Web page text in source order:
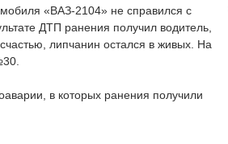
«ВАЗ-2104» не справился с
ДТП ранения получил водитель,
липчанин остался в живых. На
в которых ранения получили